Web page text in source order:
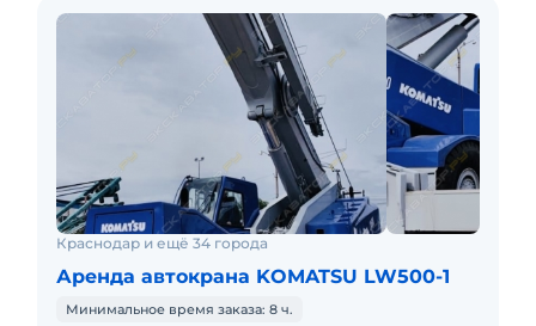
Краснодар и ещё 34 города
Аренда автокрана KOMATSU LW500-1
Минимальное время заказа: 8 ч.